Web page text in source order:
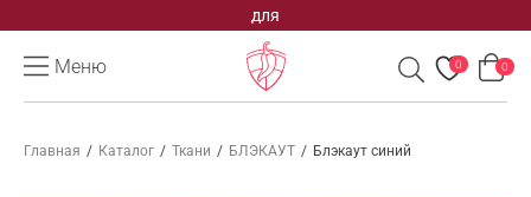
для
Меню 0 0
Главная / Каталог / Ткани / БЛЭКАУТ / Блэкаут синий